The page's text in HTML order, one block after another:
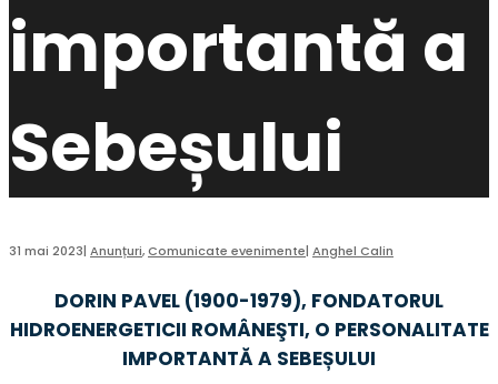
importantă a
Sebeșului
31 mai 2023| Anunțuri,Comunicate evenimente| Anghel Calin
DORIN PAVEL (1900-1979), FONDATORUL
HIDROENERGETICII ROMÂNEŞTI, O PERSONALITATE
IMPORTANTĂ A SEBEȘULUI